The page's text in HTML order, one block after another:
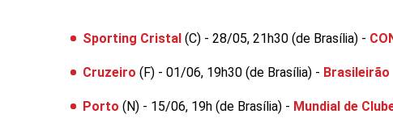
Sporting Cristal (C) - 28/05, 21h30 (de Brasília) -
Cruzeiro (F) - 01/06, 19h30 (de Brasília) - Brasileirão
Porto (N) - 15/06, 19h (de Brasília) - Mundial de